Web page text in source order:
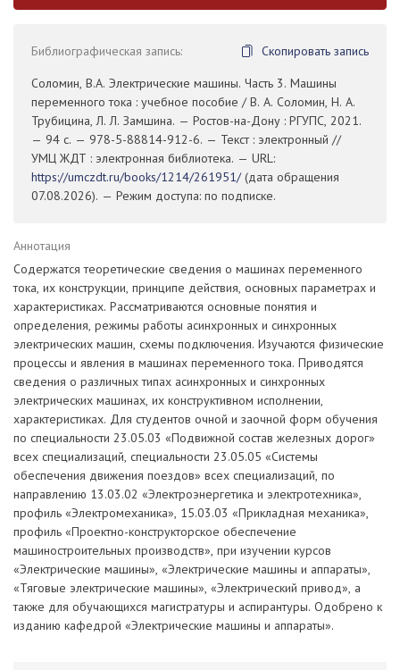
Библиографическая запись:
Скопировать запись
Соломин, В.А. Электрические машины. Часть 3. Машины
переменного тока : учебное пособие / В. А. Соломин, Н. А.
Трубицина, Л. Л. Замшина. — Ростов-на-Дону : РГУПС, 2021.
— 94 с. — 978-5-88814-912-6. — Текст : электронный //
УМЦ ЖДТ : электронная библиотека. — URL:
https://umczdt.ru/books/1214/261951/(дата обращения
07.08.2026). — Режим доступа: по подписке.
Аннотация
Содержатся теоретические сведения о машинах переменного
тока, их конструкции, принципе действия, основных параметрах и
характеристиках. Рассматриваются основные понятия и
определения, режимы работы асинхронных и синхронных
электрических машин, схемы подключения. Изучаются физические
процессы и явления в машинах переменного тока. Приводятся
сведения о различных типах асинхронных и синхронных
электрических машинах, их конструктивном исполнении,
характеристиках. Для студентов очной и заочной форм обучения
по специальности 23.05.03 «Подвижной состав железных дорог»
всех специализаций, специальности 23.05.05 «Системы
обеспечения движения поездов» всех специализаций, по
направлению 13.03.02 «Электроэнергетика и электротехника»,
профиль «Электромеханика», 15.03.03 «Прикладная механика»,
профиль «Проектно-конструкторское обеспечение
машиностроительных производств», при изучении курсов
«Электрические машины», «Электрические машины и аппараты»,
«Тяговые электрические машины», «Электрический привод», а
также для обучающихся магистратуры и аспирантуры. Одобрено к
изданию кафедрой «Электрические машины и аппараты».